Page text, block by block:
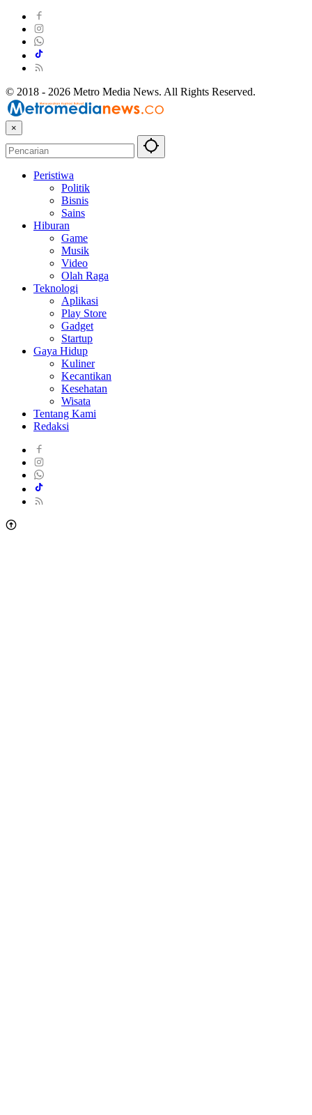
© 2018 - 2026 Metro Media News. All Rights Reserved.
×
Peristiwa
Politik
Bisnis
Sains
Hiburan
Game
Musik
Video
Olah Raga
Teknologi
Aplikasi
Play Store
Gadget
Startup
Gaya Hidup
Kuliner
Kecantikan
Kesehatan
Wisata
Tentang Kami
Redaksi